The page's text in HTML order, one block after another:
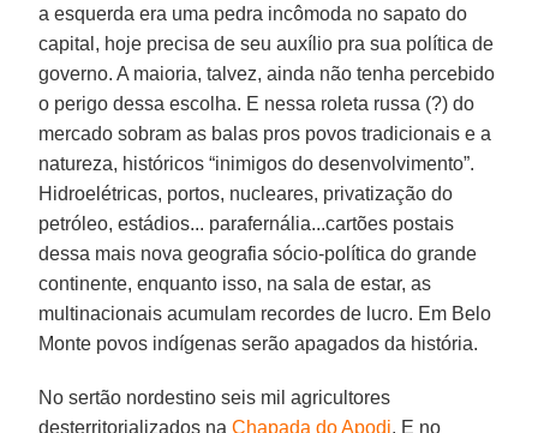
a esquerda era uma pedra incômoda no sapato do
capital, hoje precisa de seu auxílio pra sua política de
governo. A maioria, talvez, ainda não tenha percebido
o perigo dessa escolha. E nessa roleta russa (?) do
mercado sobram as balas pros povos tradicionais e a
natureza, históricos “inimigos do desenvolvimento”.
Hidroelétricas, portos, nucleares, privatização do
petróleo, estádios... parafernália...cartões postais
dessa mais nova geografia sócio-política do grande
continente, enquanto isso, na sala de estar, as
multinacionais acumulam recordes de lucro. Em Belo
Monte povos indígenas serão apagados da história.
No sertão nordestino seis mil agricultores
desterritorializados naChapada do Apodi. E no